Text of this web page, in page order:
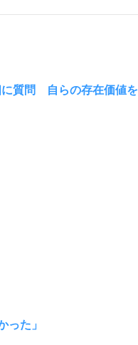
に質問 自らの存在価値を
た」